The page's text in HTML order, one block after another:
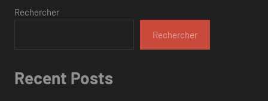
Rechercher
Rechercher
Recent Posts